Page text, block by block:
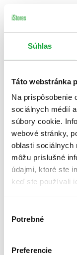
Súhlas
Táto webstránka
Na prispôsobenie
sociálnych médií
súbory cookie.
webové stránky,
oblasti sociálnych
môžu príslušné
údajmi, ktoré ste
keď ste používali
súhlasu
Potrebné
Preferencie